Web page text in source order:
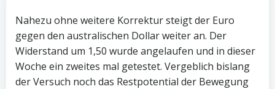
Nahezu ohne weitere Korrektur steigt der Euro
gegen den australischen Dollar weiter an. Der
Widerstand um 1,50 wurde angelaufen und in dieser
Woche ein zweites mal getestet. Vergeblich bislang
der Versuch noch das Restpotential der Bewegung